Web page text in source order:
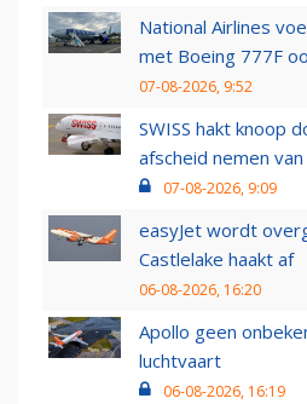
National Airlines
met Boeing 777F
07-08-2026, 9:52
SWISS hakt knoop
afscheid nemen
07-08-2026, 9:09
easyJet wordt
Castlelake haakt af
06-08-2026, 16:20
Apollo geen
luchtvaart
06-08-2026, 16:19